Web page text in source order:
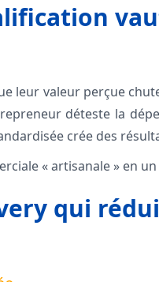
leur valeur perçue
déteste la
crée des
« artisanale » en
qui